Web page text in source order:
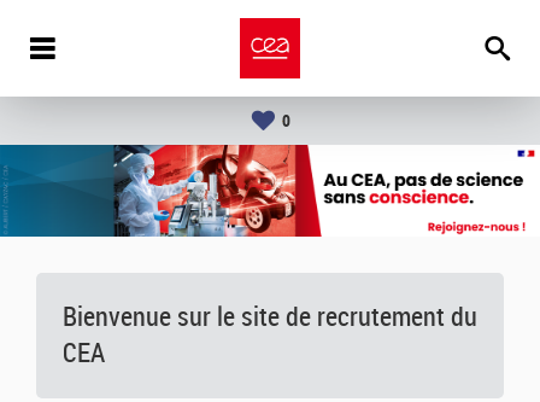
0
Bienvenue sur le site de recrutement du
CEA